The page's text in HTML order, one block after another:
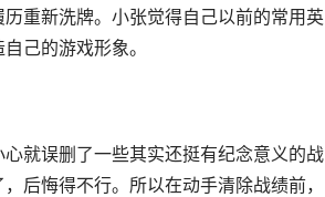
重新洗牌。小张觉得自己以前的常用英
己的游戏形象。
就误删了一些其实还挺有纪念意义的战
后悔得不行。所以在动手清除战绩前，